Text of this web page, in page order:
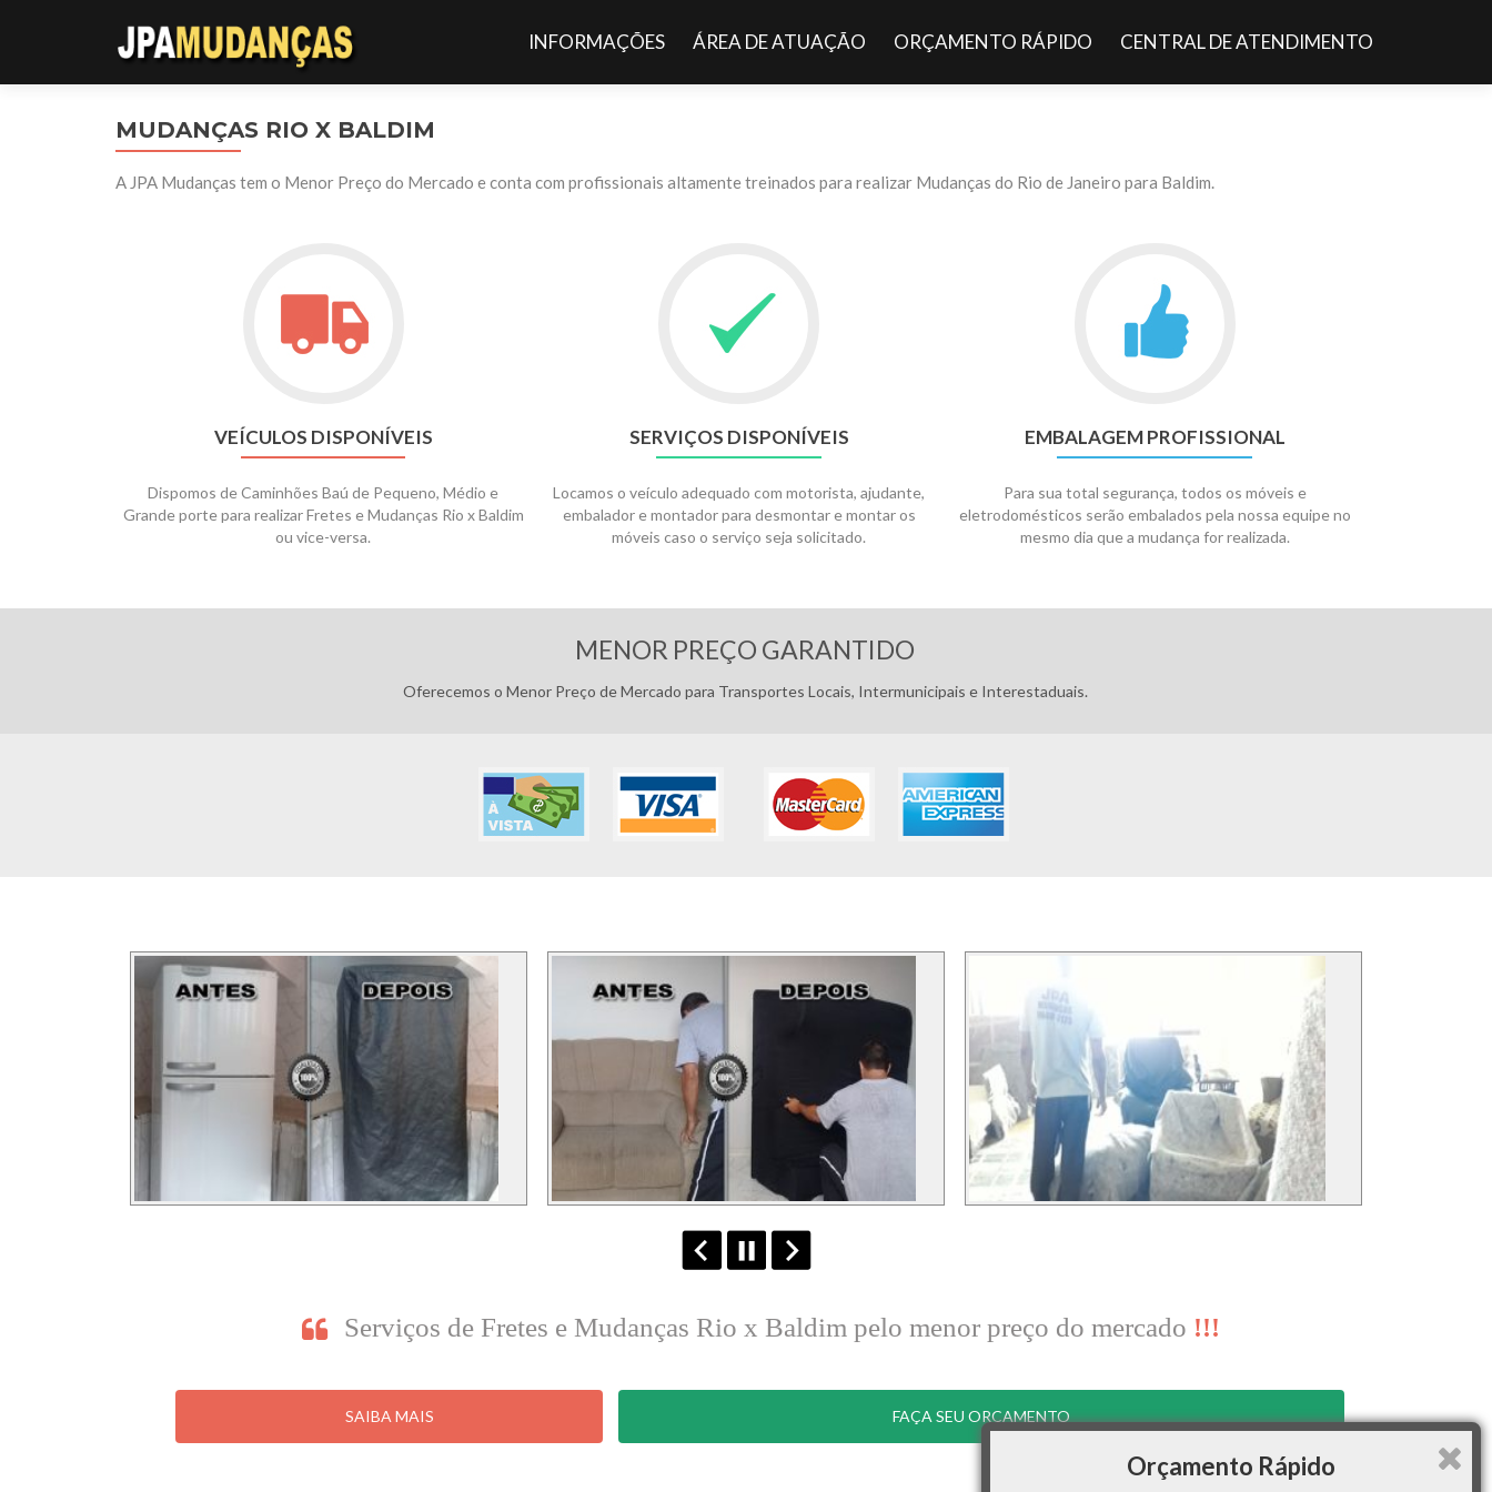
INFORMAÇÕES ÁREA DE ATUAÇÃO ORÇAMENTO RÁPIDO CENTRAL DE ATENDIMENTO
MUDANÇAS RIO X BALDIM
A JPA Mudanças tem o Menor Preço do Mercado e conta com profissionais altamente treinados para realizar Mudanças do Rio de Janeiro para Baldim.
VEÍCULOS DISPONÍVEIS
Dispomos de Caminhões Baú de Pequeno, Médio e
Grande porte para realizar Fretes e Mudanças Rio x Baldim
ou vice-versa.
SERVIÇOS DISPONÍVEIS
Locamos o veículo adequado com motorista, ajudante,
embalador e montador para desmontar e montar os
móveis caso o serviço seja solicitado.
EMBALAGEM PROFISSIONAL
Para sua total segurança, todos os móveis e
eletrodomésticos serão embalados pela nossa equipe no
mesmo dia que a mudança for realizada.
MENOR PREÇO GARANTIDO
Oferecemos o Menor Preço de Mercado para Transportes Locais, Intermunicipais e Interestaduais.
Serviços de Fretes e Mudanças Rio x Baldim pelo menor preço do mercado !!!
SAIBA MAIS FAÇA SEU ORÇAMENTO
Orçamento Rápido